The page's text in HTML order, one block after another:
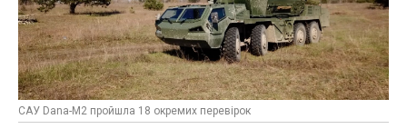
САУ Dana-M2 пройшла 18 окремих перевірок